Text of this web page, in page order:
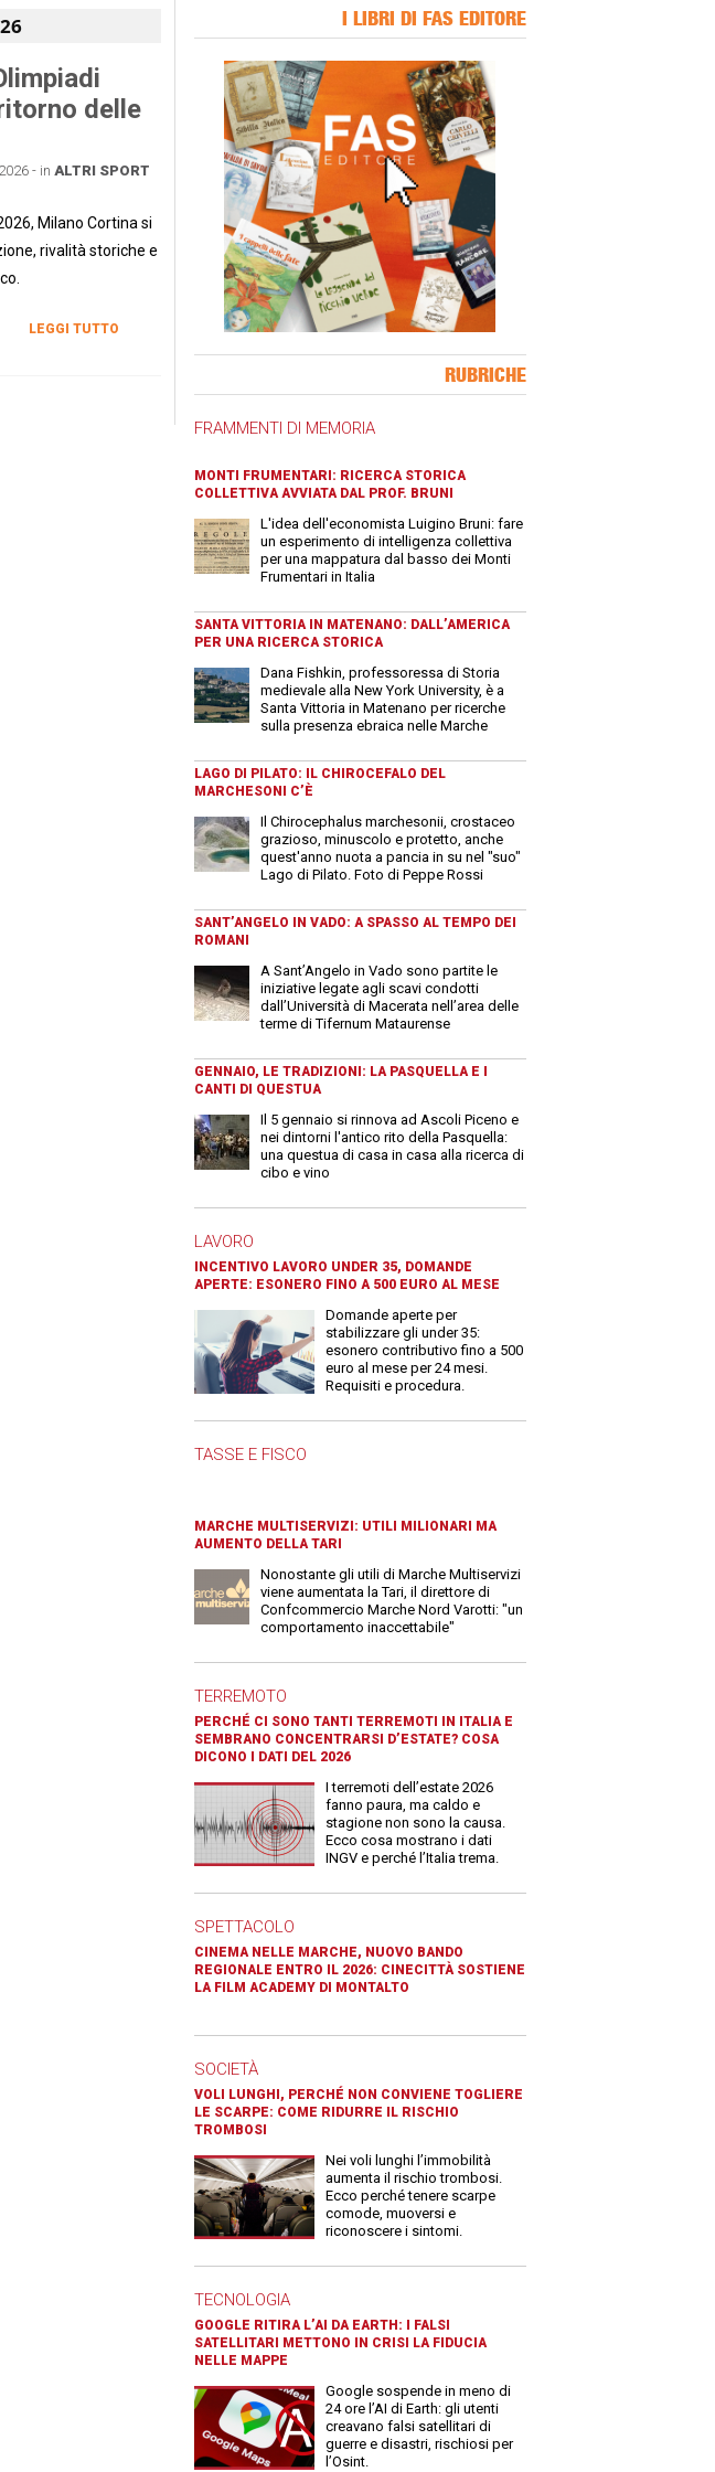
delle
- in ALTRI SPORT
Milano Cortina si
rivalità storiche e
LEGGI TUTTO
I LIBRI DI FAS EDITORE
RUBRICHE
FRAMMENTI DI MEMORIA
MONTI FRUMENTARI: RICERCA STORICA
COLLETTIVA AVVIATA DAL PROF. BRUNI
L'idea dell'economista Luigino Bruni: fare
un esperimento di intelligenza collettiva
per una mappatura dal basso dei Monti
Frumentari in Italia
SANTA VITTORIA IN MATENANO: DALL’AMERICA
PER UNA RICERCA STORICA
Dana Fishkin, professoressa di Storia
medievale alla New York University, è a
Santa Vittoria in Matenano per ricerche
sulla presenza ebraica nelle Marche
LAGO DI PILATO: IL CHIROCEFALO DEL
MARCHESONI C’È
Il Chirocephalus marchesonii, crostaceo
grazioso, minuscolo e protetto, anche
quest'anno nuota a pancia in su nel "suo"
Lago di Pilato. Foto di Peppe Rossi
SANT’ANGELO IN VADO: A SPASSO AL TEMPO DEI
ROMANI
A Sant’Angelo in Vado sono partite le
iniziative legate agli scavi condotti
dall’Università di Macerata nell’area delle
terme di Tifernum Mataurense
GENNAIO, LE TRADIZIONI: LA PASQUELLA E I
CANTI DI QUESTUA
Il 5 gennaio si rinnova ad Ascoli Piceno e
nei dintorni l'antico rito della Pasquella:
una questua di casa in casa alla ricerca di
cibo e vino
LAVORO
INCENTIVO LAVORO UNDER 35, DOMANDE
APERTE: ESONERO FINO A 500 EURO AL MESE
Domande aperte per
stabilizzare gli under 35:
esonero contributivo fino a 500
euro al mese per 24 mesi.
Requisiti e procedura.
TASSE E FISCO
MARCHE MULTISERVIZI: UTILI MILIONARI MA
AUMENTO DELLA TARI
Nonostante gli utili di Marche Multiservizi
viene aumentata la Tari, il direttore di
Confcommercio Marche Nord Varotti: "un
comportamento inaccettabile"
TERREMOTO
PERCHÉ CI SONO TANTI TERREMOTI IN ITALIA E
SEMBRANO CONCENTRARSI D’ESTATE? COSA
DICONO I DATI DEL 2026
I terremoti dell’estate 2026
fanno paura, ma caldo e
stagione non sono la causa.
Ecco cosa mostrano i dati
INGV e perché l’Italia trema.
SPETTACOLO
CINEMA NELLE MARCHE, NUOVO BANDO
REGIONALE ENTRO IL 2026: CINECITTÀ SOSTIENE
LA FILM ACADEMY DI MONTALTO
SOCIETÀ
VOLI LUNGHI, PERCHÉ NON CONVIENE TOGLIERE
LE SCARPE: COME RIDURRE IL RISCHIO
TROMBOSI
Nei voli lunghi l’immobilità
aumenta il rischio trombosi.
Ecco perché tenere scarpe
comode, muoversi e
riconoscere i sintomi.
TECNOLOGIA
GOOGLE RITIRA L’AI DA EARTH: I FALSI
SATELLITARI METTONO IN CRISI LA FIDUCIA
NELLE MAPPE
Google sospende in meno di
24 ore l’AI di Earth: gli utenti
creavano falsi satellitari di
guerre e disastri, rischiosi per
l’Osint.